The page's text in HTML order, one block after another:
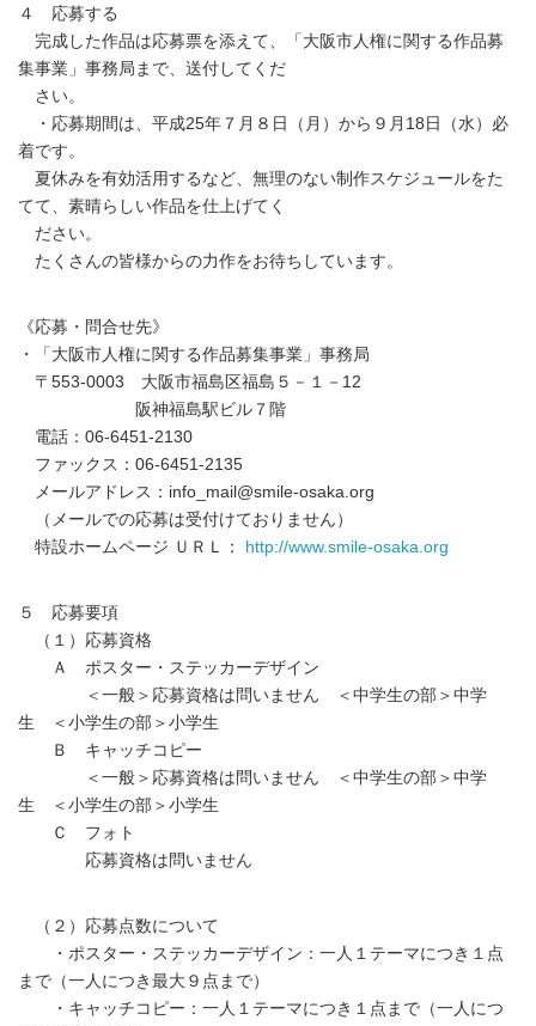
４ 応募する
完成した作品は応募票を添えて、「大阪市人権に関する作品募
集事業」事務局まで、送付してくだ
さい。
・応募期間は、平成25年７月８日（月）から９月18日（水）必
着です。
夏休みを有効活用するなど、無理のない制作スケジュールをた
てて、素晴らしい作品を仕上げてく
ださい。
たくさんの皆様からの力作をお待ちしています。
《応募・問合せ先》
・「大阪市人権に関する作品募集事業」事務局
〒553-0003 大阪市福島区福島５－１－12
阪神福島駅ビル７階
電話：06-6451-2130
ファックス：06-6451-2135
メールアドレス：info_mail@smile-osaka.org
（メールでの応募は受付けておりません）
特設ホームページ ＵＲＬ：
http://www.smile-osaka.org
５ 応募要項
（１）応募資格
Ａ ポスター・ステッカーデザイン
＜一般＞応募資格は問いません ＜中学生の部＞中学
生 ＜小学生の部＞小学生
Ｂ キャッチコピー
＜一般＞応募資格は問いません ＜中学生の部＞中学
生 ＜小学生の部＞小学生
Ｃ フォト
応募資格は問いません
（２）応募点数について
・ポスター・ステッカーデザイン：一人１テーマにつき１点
まで（一人につき最大９点まで）
・キャッチコピー：一人１テーマにつき１点まで（一人につ